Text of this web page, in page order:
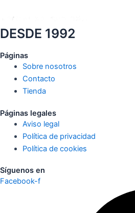
DESDE 1992
Páginas
Sobre nosotros
Contacto
Tienda
Páginas legales
Aviso legal
Política de privacidad
Política de cookies
Síguenos en
Facebook-f